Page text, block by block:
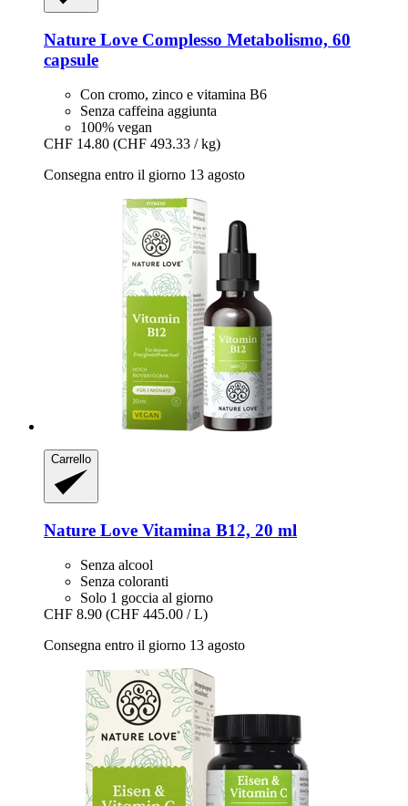
Nature Love Complesso Metabolismo, 60
capsule
Con cromo, zinco e vitamina B6
Senza caffeina aggiunta
100% vegan
CHF 14.80 (CHF 493.33 / kg)
Consegna entro il giorno 13 agosto
Carrello
Nature Love Vitamina B12, 20 ml
Senza alcool
Senza coloranti
Solo 1 goccia al giorno
CHF 8.90 (CHF 445.00 / L)
Consegna entro il giorno 13 agosto